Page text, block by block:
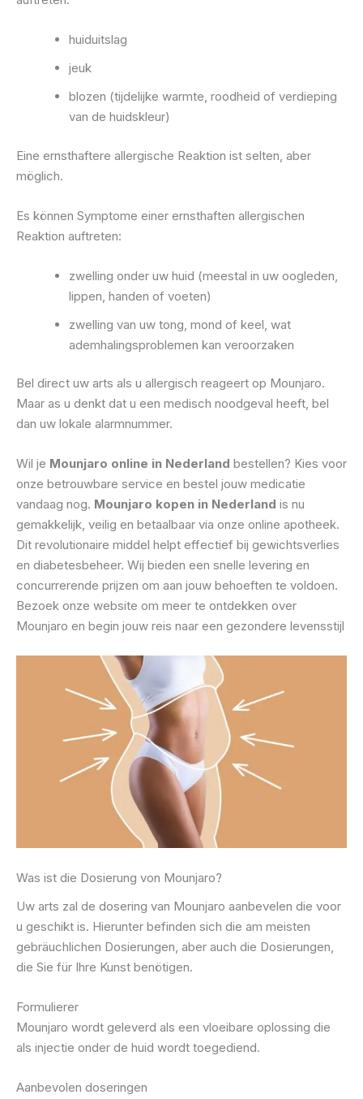
huiduitslag
jeuk
blozen (tijdelijke warmte, roodheid of verdieping
van de huidskleur)
Eine ernsthaftere allergische Reaktion ist selten, aber
möglich.
Es können Symptome einer ernsthaften allergischen
Reaktion auftreten:
zwelling onder uw huid (meestal in uw oogleden,
lippen, handen of voeten)
zwelling van uw tong, mond of keel, wat
ademhalingsproblemen kan veroorzaken
Bel direct uw arts als u allergisch reageert op Mounjaro.
Maar as u denkt dat u een medisch noodgeval heeft, bel
dan uw lokale alarmnummer.
Wil je Mounjaro online in Nederland bestellen? Kies voor
onze betrouwbare service en bestel jouw medicatie
vandaag nog. Mounjaro kopen in Nederland is nu
gemakkelijk, veilig en betaalbaar via onze online apotheek.
Dit revolutionaire middel helpt effectief bij gewichtsverlies
en diabetesbeheer. Wij bieden een snelle levering en
concurrerende prijzen om aan jouw behoeften te voldoen.
Bezoek onze website om meer te ontdekken over
Mounjaro en begin jouw reis naar een gezondere levensstijl
Was ist die Dosierung von Mounjaro?
Uw arts zal de dosering van Mounjaro aanbevelen die voor
u geschikt is. Hierunter befinden sich die am meisten
gebräuchlichen Dosierungen, aber auch die Dosierungen,
die Sie für Ihre Kunst benötigen.
Formulierer
Mounjaro wordt geleverd als een vloeibare oplossing die
als injectie onder de huid wordt toegediend.
Aanbevolen doseringen